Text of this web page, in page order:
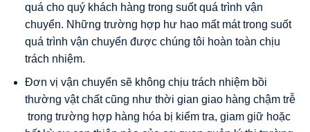
quá cho quý khách hàng trong suốt quá trình vận
chuyển. Những trường hợp hư hao mất mát trong suốt
quá trình vận chuyển được chúng tôi hoàn toàn chịu
trách nhiệm.
Đơn vị vận chuyển sẽ không chịu trách nhiệm bồi
thường vật chất cũng như thời gian giao hàng chậm trễ
trong trường hợp hàng hóa bị kiểm tra, giam giữ hoặc